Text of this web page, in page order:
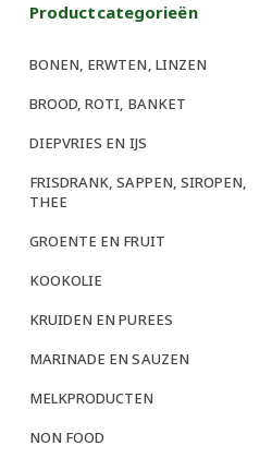
Productcategorieën
BONEN, ERWTEN, LINZEN
BROOD, ROTI, BANKET
DIEPVRIES EN IJS
FRISDRANK, SAPPEN, SIROPEN,
THEE
GROENTE EN FRUIT
KOOKOLIE
KRUIDEN EN PUREES
MARINADE EN SAUZEN
MELKPRODUCTEN
NON FOOD